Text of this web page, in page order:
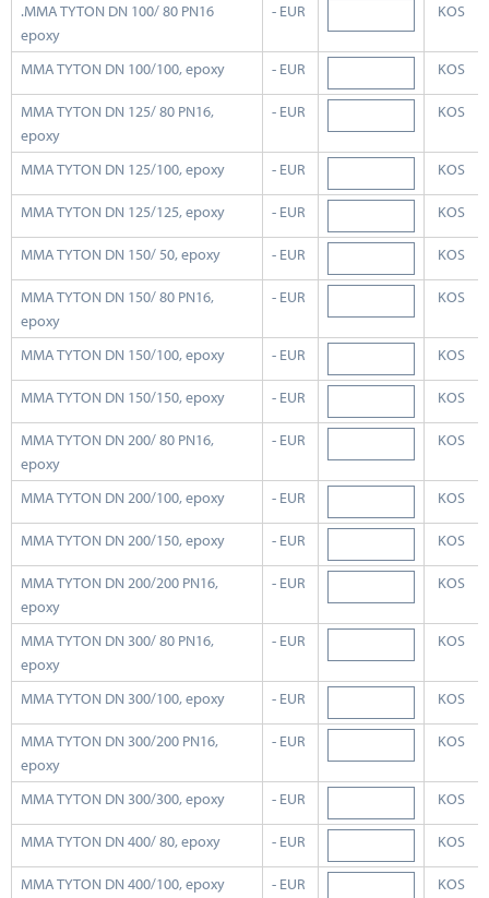
.MMA TYTON DN 100/ 80 PN16
epoxy
- EUR KOS
MMA TYTON DN 100/100, epoxy - EUR KOS
MMA TYTON DN 125/ 80 PN16,
epoxy
- EUR KOS
MMA TYTON DN 125/100, epoxy - EUR KOS
MMA TYTON DN 125/125, epoxy - EUR KOS
MMA TYTON DN 150/ 50, epoxy - EUR KOS
MMA TYTON DN 150/ 80 PN16,
epoxy
- EUR KOS
MMA TYTON DN 150/100, epoxy - EUR KOS
MMA TYTON DN 150/150, epoxy - EUR KOS
MMA TYTON DN 200/ 80 PN16,
epoxy
- EUR KOS
MMA TYTON DN 200/100, epoxy - EUR KOS
MMA TYTON DN 200/150, epoxy - EUR KOS
MMA TYTON DN 200/200 PN16,
epoxy
- EUR KOS
MMA TYTON DN 300/ 80 PN16,
epoxy
- EUR KOS
MMA TYTON DN 300/100, epoxy - EUR KOS
MMA TYTON DN 300/200 PN16,
epoxy
- EUR KOS
MMA TYTON DN 300/300, epoxy - EUR KOS
MMA TYTON DN 400/ 80, epoxy - EUR KOS
MMA TYTON DN 400/100, epoxy - EUR KOS